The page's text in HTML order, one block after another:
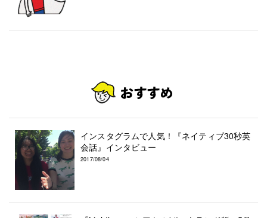
インスタグラムで人気！『ネイティブ30秒英
会話』インタビュー
2017/08/04